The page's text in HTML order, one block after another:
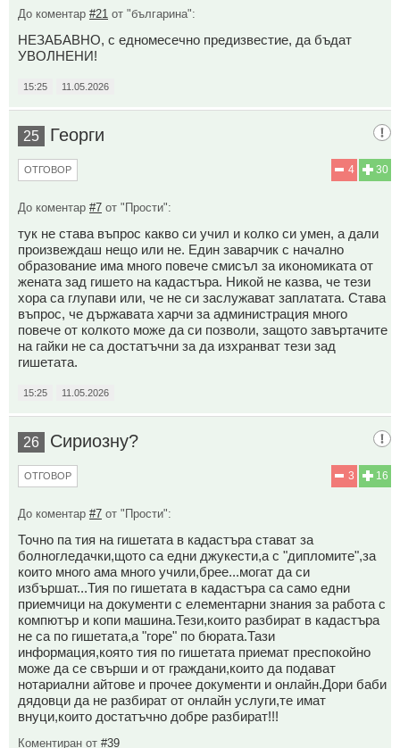
До коментар #21 от "българина":
НЕЗАБАВНО, с едномесечно предизвестие, да бъдат
УВОЛНЕНИ!
15:25 11.05.2026
25 Георги
30
4
ОТГОВОР
До коментар #7 от "Прости":
тук не става въпрос какво си учил и колко си умен, а дали
произвеждаш нещо или не. Един заварчик с начално
образование има много повече смисъл за икономиката от
жената зад гишето на кадастъра. Никой не казва, че тези
хора са глyпави или, че не си заслужават заплатата. Става
въпрос, че държавата харчи за администрация много
повече от колкото може да си позволи, защото завъртачите
на гайки не са достатъчни за да изхранват тези зад
гишетата.
15:25 11.05.2026
26 Сириозну?
16
3
ОТГОВОР
До коментар #7 от "Прости":
Точно па тия на гишетата в кадастъра стават за
болногледачки,щото са едни джукести,а с "дипломите",за
които много ама много учили,брее...могат да си
избършат...Тия по гишетата в кадастъра са само едни
приемчици на документи с елементарни знания за работа с
компютър и копи машина.Тези,които разбират в кадастъра
не са по гишетата,а "горе" по бюрата.Тази
информация,която тия по гишетата приемат преспокойно
може да се свърши и от граждани,които да подават
нотариални айтове и прочее документи и онлайн.Дори баби
дядовци да не разбират от онлайн услуги,те имат
внуци,които достатъчно добре разбират!!!
Коментиран от #39